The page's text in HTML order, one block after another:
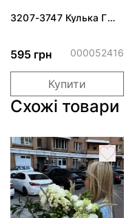
3207-3747 Кулька Г
595 грн 000052416
Купити
Схожі товари